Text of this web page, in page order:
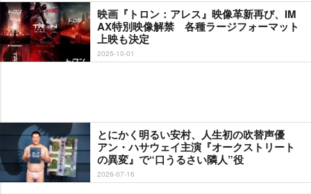
映画『トロン：アレス』映像革新再び、IM
AX特別映像解禁 各種ラージフォーマット
上映も決定
2025-10-01
とにかく明るい安村、人生初の吹替声優
アン・ハサウェイ主演『オークストリート
の異変』で“口うるさい隣人”役
2026-07-16